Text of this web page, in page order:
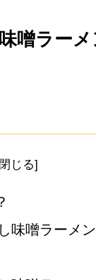
噌ラー
味噌ラーメン